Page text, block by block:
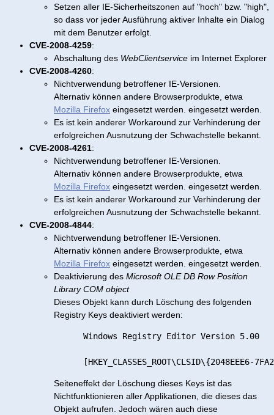
Setzen aller IE-Sicherheitszonen auf "hoch" bzw. "high",
so dass vor jeder Ausführung aktiver Inhalte ein Dialog
mit dem Benutzer erfolgt.
CVE-2008-4259:
Abschaltung des WebClientservice im Internet Explorer
CVE-2008-4260:
Nichtverwendung betroffener IE-Versionen.
Alternativ können andere Browserprodukte, etwa
Mozilla Firefox eingesetzt werden. eingesetzt werden.
Es ist kein anderer Workaround zur Verhinderung der
erfolgreichen Ausnutzung der Schwachstelle bekannt.
CVE-2008-4261:
Nichtverwendung betroffener IE-Versionen.
Alternativ können andere Browserprodukte, etwa
Mozilla Firefox eingesetzt werden. eingesetzt werden.
Es ist kein anderer Workaround zur Verhinderung der
erfolgreichen Ausnutzung der Schwachstelle bekannt.
CVE-2008-4844:
Nichtverwendung betroffener IE-Versionen.
Alternativ können andere Browserprodukte, etwa
Mozilla Firefox eingesetzt werden. eingesetzt werden.
Deaktivierung des Microsoft OLE DB Row Position
Library COM object
Dieses Objekt kann durch Löschung des folgenden
Registry Keys deaktiviert werden:
      Windows Registry Editor Version 5.00
Seiteneffekt der Löschung dieses Keys ist das
Nichtfunktionieren aller Applikationen, die dieses das
Objekt aufrufen. Jedoch wären auch diese